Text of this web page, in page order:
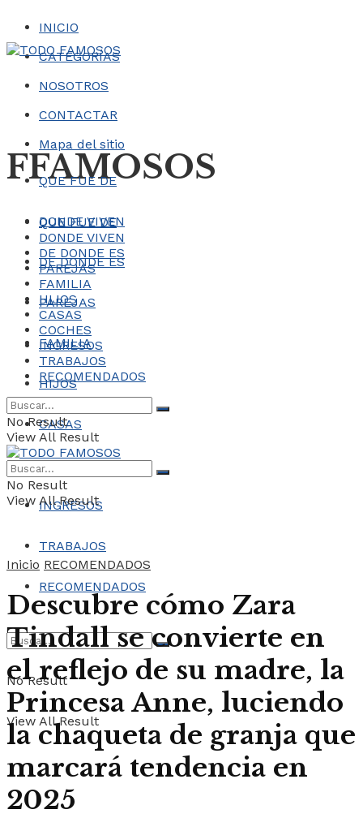
INICIO
CATEGORÍAS
NOSOTROS
CONTACTAR
Mapa del sitio
FFAMOSOS
QUE FUE DE
DONDE VIVEN
DE DONDE ES
PAREJAS
FAMILIA
HIJOS
CASAS
COCHES
INGRESOS
TRABAJOS
RECOMENDADOS
No Result
View All Result
QUE FUE DE
DONDE VIVEN
DE DONDE ES
PAREJAS
FAMILIA
HIJOS
CASAS
COCHES
INGRESOS
TRABAJOS
RECOMENDADOS
No Result
View All Result
No Result
View All Result
Inicio RECOMENDADOS
Descubre cómo Zara
Tindall se convierte en
el reflejo de su madre, la
Princesa Anne, luciendo
la chaqueta de granja que
marcará tendencia en
2025